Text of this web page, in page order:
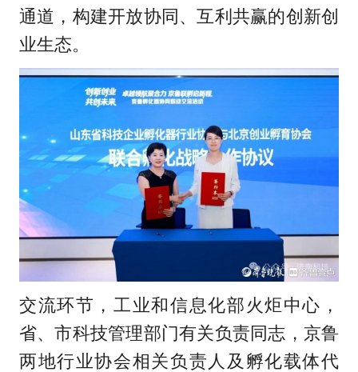
通道，构建开放协同、互利共赢的创新创
业生态。
交流环节，工业和信息化部火炬中心，
省、市科技管理部门有关负责同志，京鲁
两地行业协会相关负责人及孵化载体代